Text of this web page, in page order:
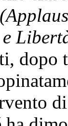
dopo